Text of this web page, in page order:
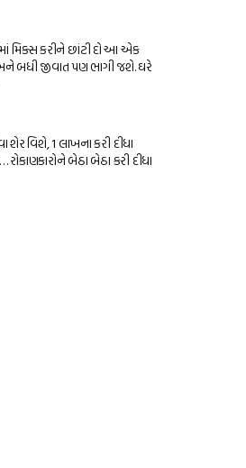
મિક્સ કરીને છાંટી દો આ એક
બધી જીવાત પણ ભાગી જશે. ઘરે
વિશે, 1 લાખના કરી દીધા
રોકાણકારોને બેઠા બેઠા કરી દીધા